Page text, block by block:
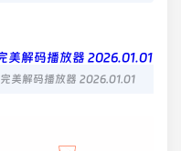
完美解码播放器 2026.01.01